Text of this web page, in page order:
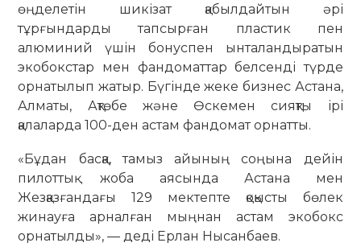
өңделетін шикізат қабылдайтын әрі
тұрғындарды тапсырған пластик пен
алюминий үшін бонуспен ынталандыратын
экобокстар мен фандоматтар белсенді түрде
орнатылып жатыр. Бүгінде жеке бизнес Астана,
Алматы, Ақтөбе және Өскемен сияқты ірі
қалаларда 100-ден астам фандомат орнатты.
«Бұдан басқа, тамыз айының соңына дейін
пилоттық жоба аясында Астана мен
Жезқазғандағы 129 мектепте қоқысты бөлек
жинауға арналған мыңнан астам экобокс
орнатылды», — деді Ерлан Нысанбаев.